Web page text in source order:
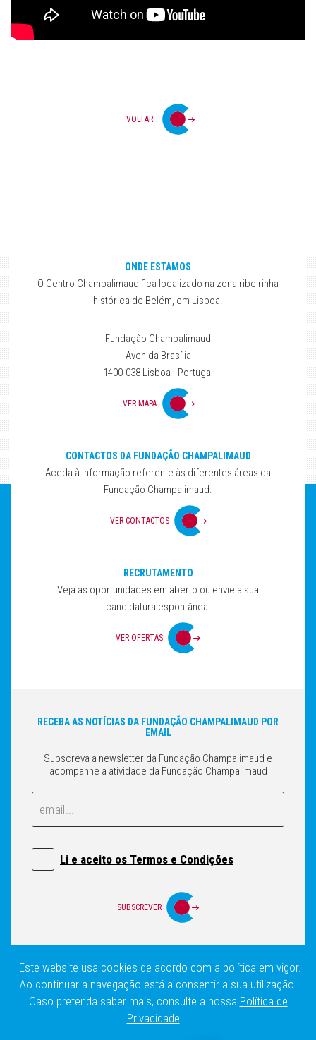
VOLTAR
ONDE ESTAMOS
O Centro Champalimaud fica localizado na zona ribeirinha
histórica de Belém, em Lisboa.
Fundação Champalimaud
Avenida Brasília
1400-038 Lisboa - Portugal
VER MAPA
CONTACTOS DA FUNDAÇÃO CHAMPALIMAUD
Aceda à informação referente às diferentes áreas da
Fundação Champalimaud.
VER CONTACTOS
RECRUTAMENTO
Veja as oportunidades em aberto ou envie a sua
candidatura espontânea.
VER OFERTAS
RECEBA AS NOTÍCIAS DA FUNDAÇÃO CHAMPALIMAUD POR
EMAIL
Subscreva a newsletter da Fundação Champalimaud e
acompanhe a atividade da Fundação Champalimaud
Email
Li e aceito os Termos e Condições
SUBSCREVER
Mapa do Site
Este website usa cookies de acordo com a política em vigor.
Ao continuar a navegação está a consentir a sua utilização.
Caso pretenda saber mais, consulte a nossa Política de
Privacidade.